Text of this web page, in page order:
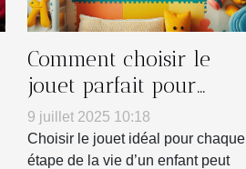
Comment choisir le
jouet parfait pour
chaque âge ?
9 juillet 2025 10:18
Choisir le jouet idéal pour chaque
étape de la vie d’un enfant peut